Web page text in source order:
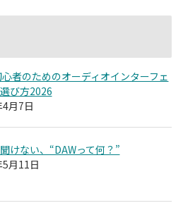
者のためのオーディオインターフェ
び方2026
月7日
けない、“DAWって何？”
月11日